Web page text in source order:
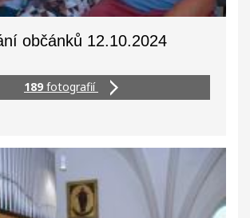
občánků 12.10.2024
189 fotografií